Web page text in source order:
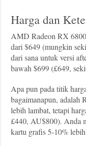
Harga dan
AMD Radeon RX
dari $649 (mungkin
dari sana untuk versi
bawah $699 (£649,
Apa pun pada titik
bagaimanapun, adalah
lebih lambat, tetapi
£440, AU$800). Anda
kartu grafis 5-10%